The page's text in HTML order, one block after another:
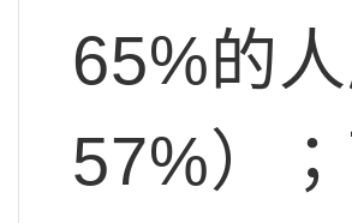
65%的
57%）